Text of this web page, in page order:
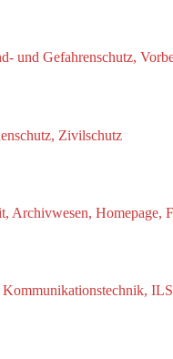
und Gefahrenschutz,
Zivilschutz
Archivwesen, Homepage,